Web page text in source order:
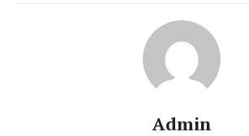
Admin